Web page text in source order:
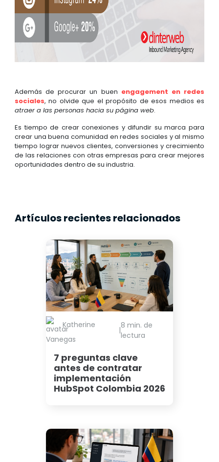
Además de procurar un buen engagement en redes
sociales, no olvide que el propósito de esos medios es
atraer a las personas hacia su página web.
Es tiempo de crear conexiones y difundir su marca para
crear una buena comunidad en redes sociales y al mismo
tiempo lograr nuevos clientes, conversiones y crecimiento
de las relaciones con otras empresas para crear mejores
oportunidades dentro de su industria.
Artículos recientes relacionados
Katherine
Vanegas
|
8 min. de
lectura
7 preguntas clave
antes de contratar
implementación
HubSpot Colombia 2026